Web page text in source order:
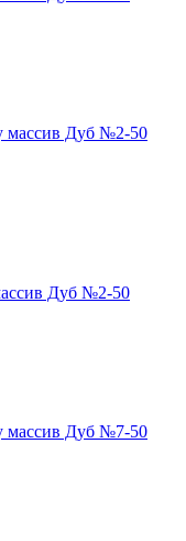
Дуб №2-50